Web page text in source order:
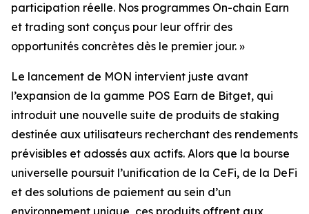
participation réelle. Nos programmes On-chain Earn
et trading sont conçus pour leur offrir des
opportunités concrètes dès le premier jour. »
Le lancement de MON intervient juste avant
l’expansion de la gamme POS Earn de Bitget, qui
introduit une nouvelle suite de produits de staking
destinée aux utilisateurs recherchant des rendements
prévisibles et adossés aux actifs. Alors que la bourse
universelle poursuit l’unification de la CeFi, de la DeFi
et des solutions de paiement au sein d’un